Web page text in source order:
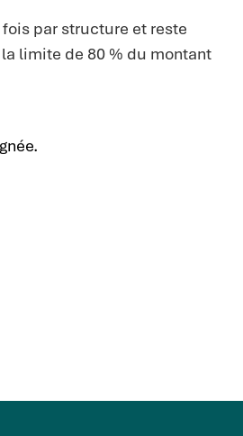
par structure et reste
limite de 80 % du montant